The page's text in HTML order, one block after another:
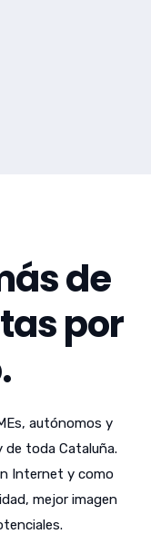
de
por
autónomos y
de toda Cataluña.
Internet y como
mejor imagen